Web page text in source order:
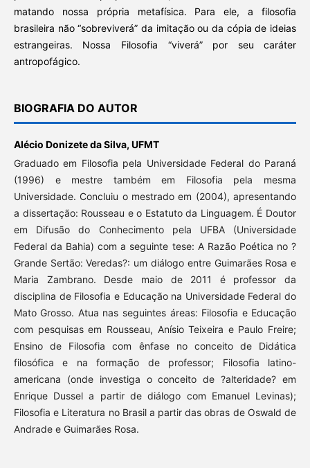
matando nossa própria metafísica. Para ele, a filosofia
brasileira não “sobreviverá” da imitação ou da cópia de ideias
estrangeiras. Nossa Filosofia “viverá” por seu caráter
antropofágico.
BIOGRAFIA DO AUTOR
Alécio Donizete da Silva, UFMT
Graduado em Filosofia pela Universidade Federal do Paraná
(1996) e mestre também em Filosofia pela mesma
Universidade. Concluiu o mestrado em (2004), apresentando
a dissertação: Rousseau e o Estatuto da Linguagem. É Doutor
em Difusão do Conhecimento pela UFBA (Universidade
Federal da Bahia) com a seguinte tese: A Razão Poética no ?
Grande Sertão: Veredas?: um diálogo entre Guimarães Rosa e
Maria Zambrano. Desde maio de 2011 é professor da
disciplina de Filosofia e Educação na Universidade Federal do
Mato Grosso. Atua nas seguintes áreas: Filosofia e Educação
com pesquisas em Rousseau, Anísio Teixeira e Paulo Freire;
Ensino de Filosofia com ênfase no conceito de Didática
filosófica e na formação de professor; Filosofia latino-
americana (onde investiga o conceito de ?alteridade? em
Enrique Dussel a partir de diálogo com Emanuel Levinas);
Filosofia e Literatura no Brasil a partir das obras de Oswald de
Andrade e Guimarães Rosa.